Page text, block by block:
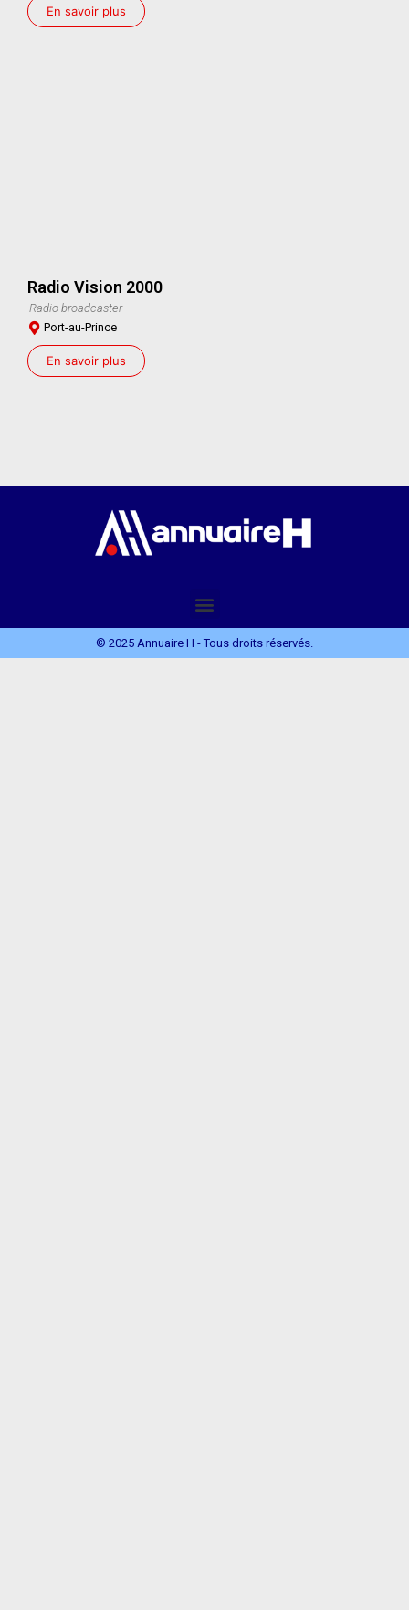
En savoir plus
Radio Vision 2000
Radio broadcaster
Port-au-Prince
En savoir plus
© 2025 Annuaire H - Tous droits réservés.